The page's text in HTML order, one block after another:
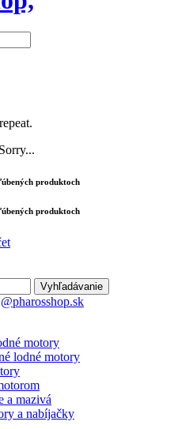
produktoch
produktoch
Vyhľadávanie
motory
lodné motory
a mazivá
a nabíjačky